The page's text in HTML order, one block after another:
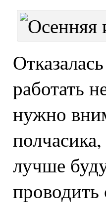
работать
нужно
лучше